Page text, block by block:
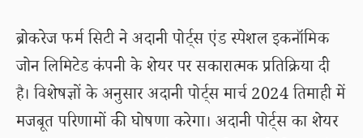
ब्रोकरेज फर्म सिटी ने अदानी पोर्ट्स एंड स्पेशल इकनॉमिक
जोन लिमिटेड कंपनी के शेयर पर सकारात्मक प्रतिक्रिया दी
है। विशेषज्ञों के अनुसार अदानी पोर्ट्स मार्च 2024 तिमाही में
मजबूत परिणामों की घोषणा करेगा। अदानी पोर्ट्स का शेयर